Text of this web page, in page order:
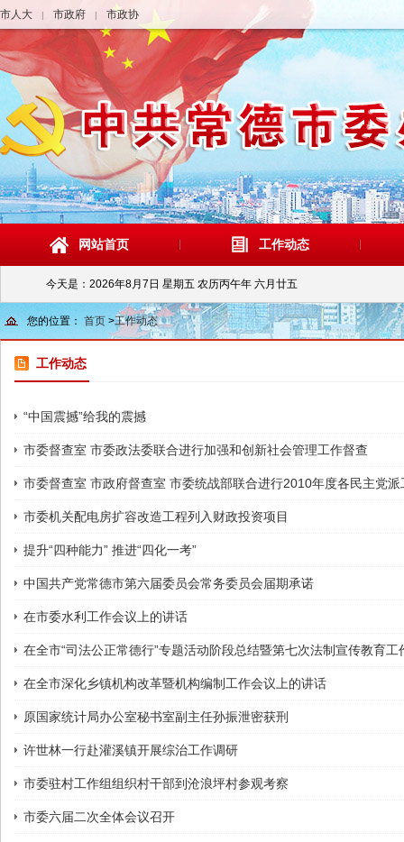
市人大 | 市政府 | 市政协
网站首页 工作动态
今天是： 2026年8月7日 星期五 农历丙午年 六月廿五
您的位置： 首页 >工作动态
工作动态
“中国震撼”给我的震撼
市委督查室 市委政法委联合进行加强和创新社会管理工作督查
市委督查室 市政府督查室 市委统战部联合进行2010年度各民主党
市委机关配电房扩容改造工程列入财政投资项目
提升“四种能力” 推进“四化一考”
中国共产党常德市第六届委员会常务委员会届期承诺
在市委水利工作会议上的讲话
在全市“司法公正常德行”专题活动阶段总结暨第七次法制宣传教育工
在全市深化乡镇机构改革暨机构编制工作会议上的讲话
原国家统计局办公室秘书室副主任孙振泄密获刑
许世林一行赴灌溪镇开展综治工作调研
市委驻村工作组组织村干部到沧浪坪村参观考察
市委六届二次全体会议召开